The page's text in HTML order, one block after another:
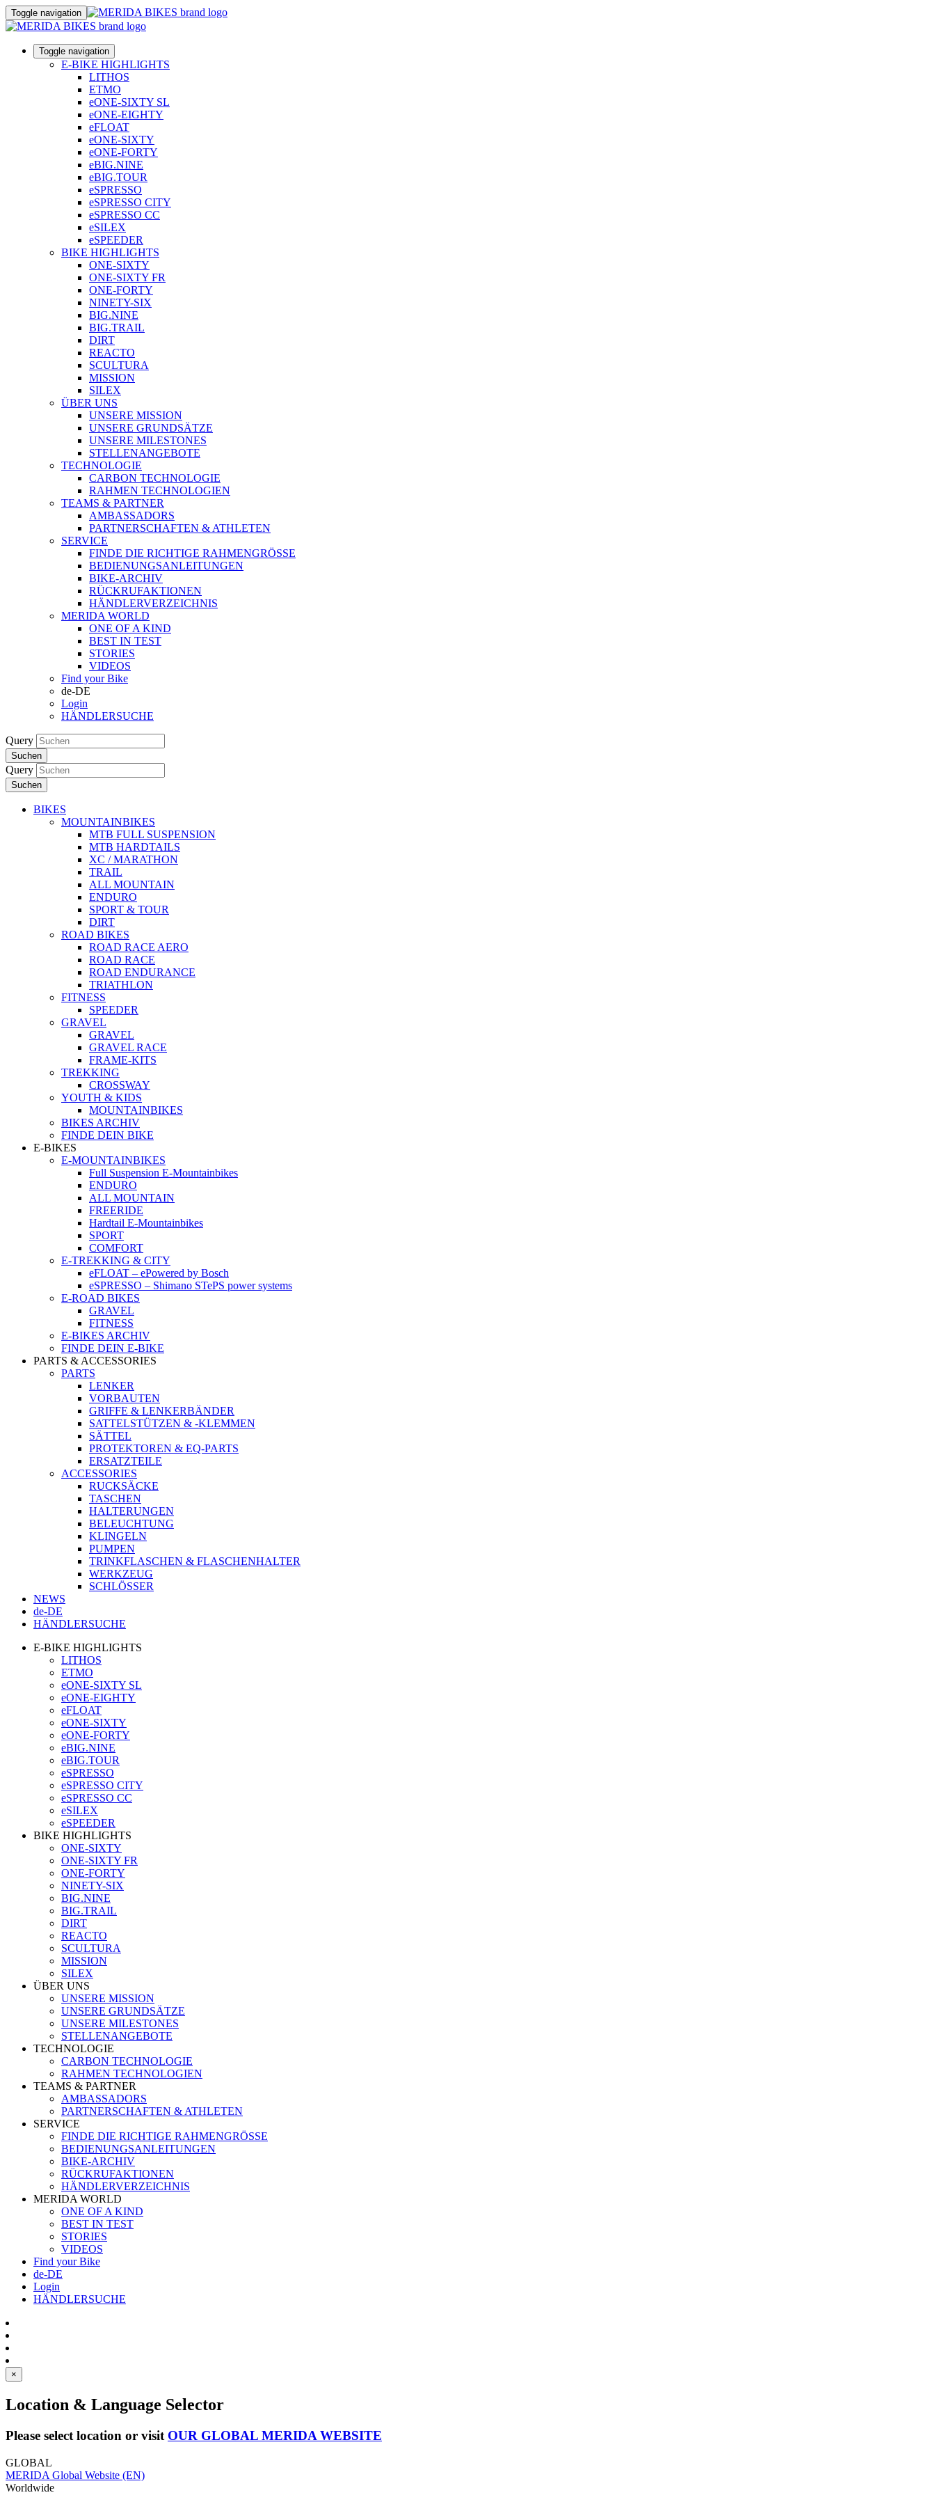
Toggle navigation
Toggle navigation
E-BIKE HIGHLIGHTS
LITHOS
ETMO
eONE-SIXTY SL
eONE-EIGHTY
eFLOAT
eONE-SIXTY
eONE-FORTY
eBIG.NINE
eBIG.TOUR
eSPRESSO
eSPRESSO CITY
eSPRESSO CC
eSILEX
eSPEEDER
BIKE HIGHLIGHTS
ONE-SIXTY
ONE-SIXTY FR
ONE-FORTY
NINETY-SIX
BIG.NINE
BIG.TRAIL
DIRT
REACTO
SCULTURA
MISSION
SILEX
ÜBER UNS
UNSERE MISSION
UNSERE GRUNDSÄTZE
UNSERE MILESTONES
STELLENANGEBOTE
TECHNOLOGIE
CARBON TECHNOLOGIE
RAHMEN TECHNOLOGIEN
TEAMS & PARTNER
AMBASSADORS
PARTNERSCHAFTEN & ATHLETEN
SERVICE
FINDE DIE RICHTIGE RAHMENGRÖSSE
BEDIENUNGSANLEITUNGEN
BIKE-ARCHIV
RÜCKRUFAKTIONEN
HÄNDLERVERZEICHNIS
MERIDA WORLD
ONE OF A KIND
BEST IN TEST
STORIES
VIDEOS
Find your Bike
de-DE
Login
HÄNDLERSUCHE
Query
Suchen
Query
Suchen
BIKES
MOUNTAINBIKES
MTB FULL SUSPENSION
MTB HARDTAILS
XC / MARATHON
TRAIL
ALL MOUNTAIN
ENDURO
SPORT & TOUR
DIRT
ROAD BIKES
ROAD RACE AERO
ROAD RACE
ROAD ENDURANCE
TRIATHLON
FITNESS
SPEEDER
GRAVEL
GRAVEL
GRAVEL RACE
FRAME-KITS
TREKKING
CROSSWAY
YOUTH & KIDS
MOUNTAINBIKES
BIKES ARCHIV
FINDE DEIN BIKE
E-BIKES
E-MOUNTAINBIKES
Full Suspension E-Mountainbikes
ENDURO
ALL MOUNTAIN
FREERIDE
Hardtail E-Mountainbikes
SPORT
COMFORT
E-TREKKING & CITY
eFLOAT – ePowered by Bosch
eSPRESSO – Shimano STePS power systems
E-ROAD BIKES
GRAVEL
FITNESS
E-BIKES ARCHIV
FINDE DEIN E-BIKE
PARTS & ACCESSORIES
PARTS
LENKER
VORBAUTEN
GRIFFE & LENKERBÄNDER
SATTELSTÜTZEN & -KLEMMEN
SÄTTEL
PROTEKTOREN & EQ-PARTS
ERSATZTEILE
ACCESSORIES
RUCKSÄCKE
TASCHEN
HALTERUNGEN
BELEUCHTUNG
KLINGELN
PUMPEN
TRINKFLASCHEN & FLASCHENHALTER
WERKZEUG
SCHLÖSSER
NEWS
de-DE
HÄNDLERSUCHE
E-BIKE HIGHLIGHTS
LITHOS
ETMO
eONE-SIXTY SL
eONE-EIGHTY
eFLOAT
eONE-SIXTY
eONE-FORTY
eBIG.NINE
eBIG.TOUR
eSPRESSO
eSPRESSO CITY
eSPRESSO CC
eSILEX
eSPEEDER
BIKE HIGHLIGHTS
ONE-SIXTY
ONE-SIXTY FR
ONE-FORTY
NINETY-SIX
BIG.NINE
BIG.TRAIL
DIRT
REACTO
SCULTURA
MISSION
SILEX
ÜBER UNS
UNSERE MISSION
UNSERE GRUNDSÄTZE
UNSERE MILESTONES
STELLENANGEBOTE
TECHNOLOGIE
CARBON TECHNOLOGIE
RAHMEN TECHNOLOGIEN
TEAMS & PARTNER
AMBASSADORS
PARTNERSCHAFTEN & ATHLETEN
SERVICE
FINDE DIE RICHTIGE RAHMENGRÖSSE
BEDIENUNGSANLEITUNGEN
BIKE-ARCHIV
RÜCKRUFAKTIONEN
HÄNDLERVERZEICHNIS
MERIDA WORLD
ONE OF A KIND
BEST IN TEST
STORIES
VIDEOS
Find your Bike
de-DE
Login
HÄNDLERSUCHE
×
Location & Language Selector
Please select location or visit OUR GLOBAL MERIDA WEBSITE
GLOBAL
MERIDA Global Website (EN)
Worldwide